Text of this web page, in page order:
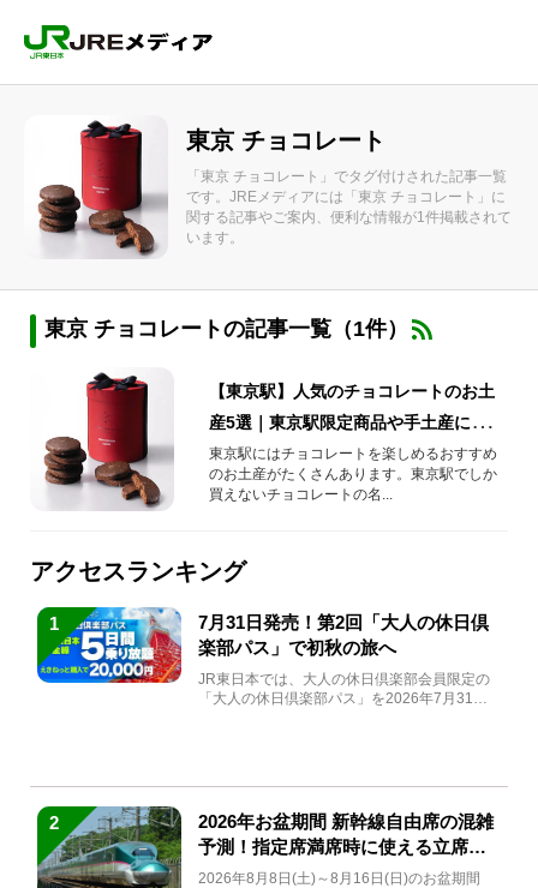
東京 チョコレート
「東京 チョコレート」でタグ付けされた記事一覧
です。JREメディアには「東京 チョコレート」に
関する記事やご案内、便利な情報が1件掲載されて
います。
東京 チョコレートの記事一覧（1件）
【東京駅】人気のチョコレートのお土
産5選｜東京駅限定商品や手土産にもぴ
ったりの人気チョコレートをご紹介！
（2024年最新）
東京駅にはチョコレートを楽しめるおすすめ
のお土産がたくさんあります。東京駅でしか
買えないチョコレートの名...
アクセスランキング
1
7月31日発売！第2回「大人の休日倶
楽部パス」で初秋の旅へ
JR東日本では、大人の休日倶楽部会員限定の
「大人の休日倶楽部パス」を2026年7月31日
2
2026年お盆期間 新幹線自由席の混雑
予測！指定席満席時に使える立席特
急券も解説
2026年8月8日(土)～8月16日(日)のお盆期間